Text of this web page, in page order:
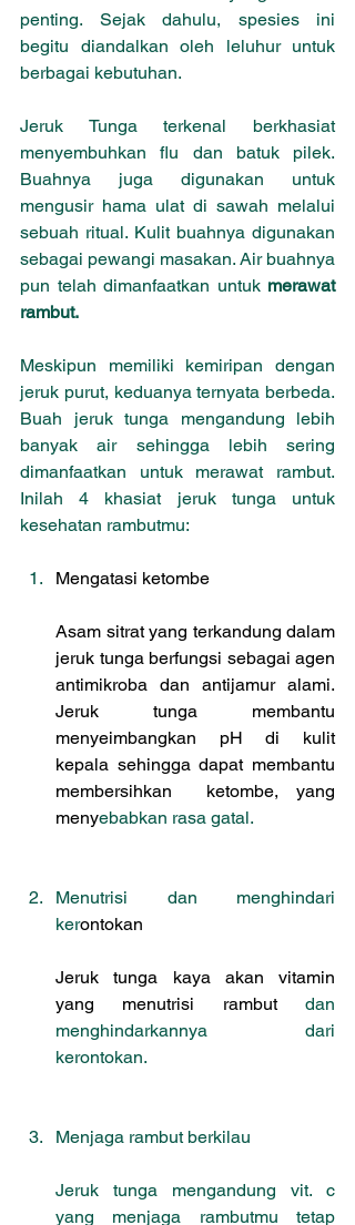
penting. Sejak dahulu, spesies ini
begitu diandalkan oleh leluhur untuk
berbagai kebutuhan.
Jeruk Tunga terkenal berkhasiat
menyembuhkan flu dan batuk pilek.
Buahnya juga digunakan untuk
mengusir hama ulat di sawah melalui
sebuah ritual. Kulit buahnya digunakan
sebagai pewangi masakan. Air buahnya
pun telah dimanfaatkan untuk merawat
rambut.
Meskipun memiliki kemiripan dengan
jeruk purut, keduanya ternyata berbeda.
Buah jeruk tunga mengandung lebih
banyak air sehingga lebih sering
dimanfaatkan untuk merawat rambut.
Inilah 4 khasiat jeruk tunga untuk
kesehatan rambutmu:
Mengatasi ketombe
Asam sitrat yang terkandung dalam
jeruk tunga berfungsi sebagai agen
antimikroba dan antijamur alami.
Jeruk tunga membantu
menyeimbangkan pH di kulit
kepala sehingga dapat membantu
membersihkan  ketombe, yang
menyebabkan rasa gatal.
Menutrisi dan menghindari
kerontokan
Jeruk tunga kaya akan vitamin
yang menutrisi rambut dan
menghindarkannya dari
kerontokan.
Menjaga rambut berkilau
Jeruk tunga mengandung vit. c
yang menjaga rambutmu tetap